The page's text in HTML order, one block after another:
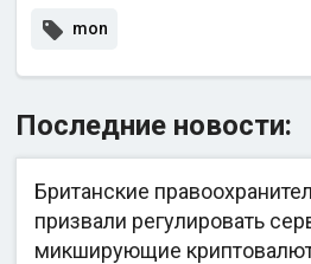
mon
Последние новости:
Британские
призвали регулировать
микширующие